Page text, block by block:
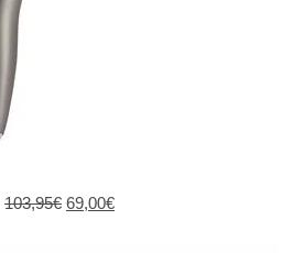
103,95€ El
69,00€El